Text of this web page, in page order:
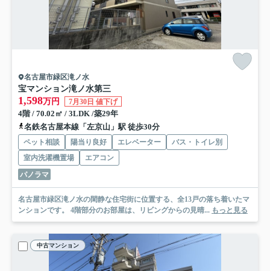
名古屋市緑区滝ノ水
宝マンション滝ノ水第三
1,598万円 7月30日 値下げ
4階 / 70.02㎡ / 3LDK /築29年
名鉄名古屋本線「左京山」駅 徒歩30分
ペット相談 陽当り良好 エレベーター
バス・トイレ別
室内洗濯機置場
エアコン
パノラマ
名古屋市緑区滝ノ水の閑静な住宅街に位置する、全13戸の落ち着いたマ
ンションです。 4階部分のお部屋は、リビングからの見晴... もっと見る
中古マンション